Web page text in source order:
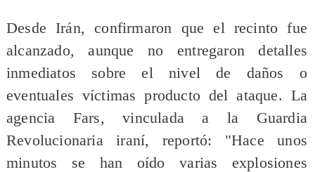
Desde Irán, confirmaron que el recinto fue
alcanzado, aunque no entregaron detalles
inmediatos sobre el nivel de daños o
eventuales víctimas producto del ataque. La
agencia Fars, vinculada a la Guardia
Revolucionaria iraní, reportó: "Hace unos
minutos se han oído varias explosiones